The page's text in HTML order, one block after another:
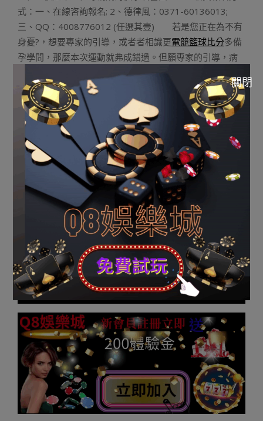
式：一、在線咨詢報名; 2、德律風：0371-60136013;
三、QQ：4008776012 (任選其壹) 若是您正在為不有
身憂?，想要專家的引導，或者者相識更電競籃球比分多備
孕學問，那麼本次運動就弗成錯過。但願專家的引導，病
友有身的履歷，能輔助您讓您絕快有身生子。 《五壹快孕
黃金周，快孕專家陪你過_鄭州長江不孕不育病院》由河南
消息網-豫都網供應，轉載請注明出處：
http://news.yuduxx.com/shwx/593735.html，感謝互
09-
Previous Post:玩運彩|男子蘋果報馬仔和男朋友打罵欲
跳湖的哥報警 警員勝利將其救起
Next Post: 玩運彩|廣東運彩中華韓國女年夜門生在新疆
喀納斯徒步掉聯 已確認罹難
Q8娛樂城註冊點擊下方
關閉